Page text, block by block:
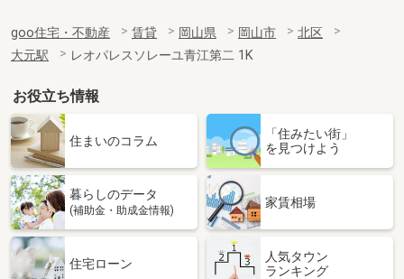
goo住宅・不動産 賃貸 岡山県 岡山市
北区
大元駅
レオパレスソレーユ青江第二 1K
お役立ち情報
住まいのコラム
「住みたい街」
を見つけよう
暮らしのデータ
(補助金・助成金情報)
家賃相場
住宅ローン
人気タウン
ランキング